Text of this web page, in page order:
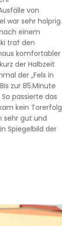
von
war sehr holprig.
einem
traf den
komfortabler
der Halbzeit
der „Fels in
zur 85.Minute
passierte das
kein Torerfolg
sehr gut und
Spiegelbild der